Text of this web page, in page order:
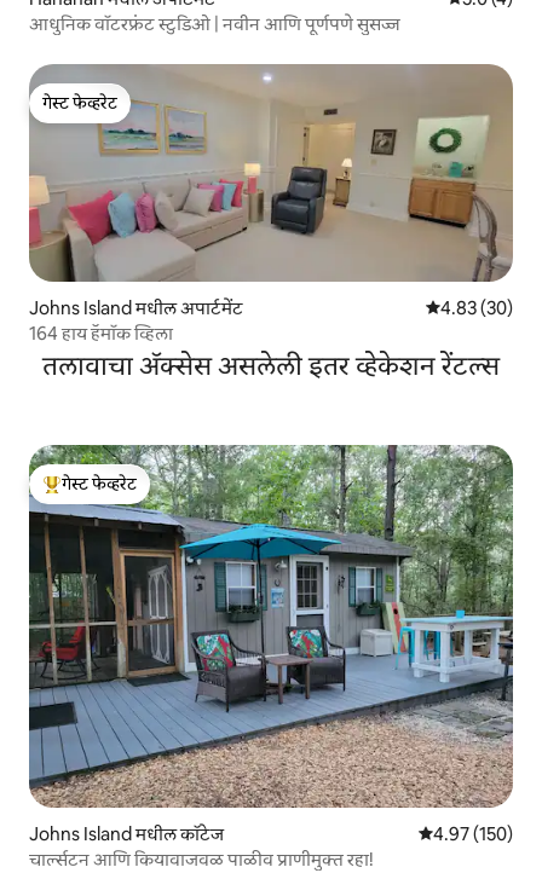
आधुनिक वॉटरफ्रंट स्टुडिओ | नवीन आणि पूर्णपणे सुसज्ज
गेस्ट फेव्हरेट
गेस्ट फेव्हरेट
Johns Island मधील अपार्टमेंट 5 पैकी 4.83
4.83 (30)
164 हाय हॅमॉक व्हिला
तलावाचा ॲक्सेस असलेली इतर व्हेकेशन रेंटल्स
टॉप गेस्ट फेव्हरेट
गेस्ट फेव्हरेट
Johns Island मधील कॉटेज 5 पैकी 4.97
4.97 (150)
चार्ल्सटन आणि कियावाजवळ पाळीव प्राणीमुक्त रहा!